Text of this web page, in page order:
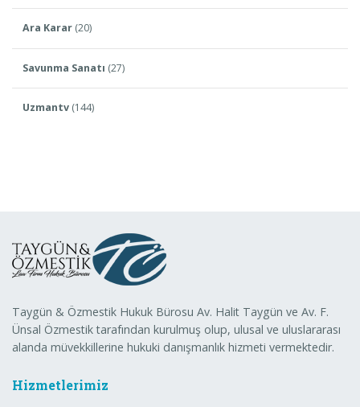
Ara Karar (20)
Savunma Sanatı (27)
Uzmantv (144)
Taygün & Özmestik Hukuk Bürosu Av. Halit Taygün ve Av. F.
Ünsal Özmestik tarafından kurulmuş olup, ulusal ve uluslararası
alanda müvekkillerine hukuki danışmanlık hizmeti vermektedir.
Hizmetlerimiz